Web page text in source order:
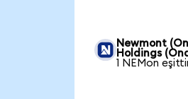
Newmont
Holdings
1 NEMon